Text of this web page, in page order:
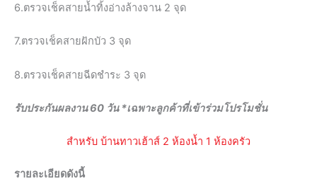
6.ตรวจเช็คสายน้ำทิ้งอ่างล้างจาน 2 จุด
7.ตรวจเช็คสายฝักบัว 3 จุด
8.ตรวจเช็คสายฉีดชำระ 3 จุด
รับประกันผลงาน 60 วัน *เฉพาะลูกค้าที่เข้าร่วมโปรโมชั่น
สำหรับ บ้านทาวเฮ้าส์ 2 ห้องน้ำ 1 ห้องครัว
รายละเอียดดังนี้